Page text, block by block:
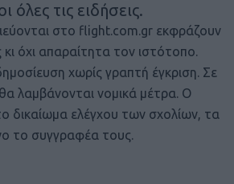
όλες τις ειδήσεις.
στο flight.com.gr εκφράζουν
όχι απαραίτητα τον ιστότοπο.
χωρίς γραπτή έγκριση. Σε
λαμβάνονται νομικά μέτρα. Ο
δικαίωμα ελέγχου των σχολίων, τα
το συγγραφέα τους.